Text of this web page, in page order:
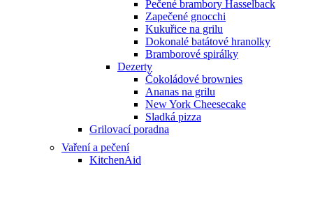
Pečené brambory Hasselback
Zapečené gnocchi
Kukuřice na grilu
Dokonalé batátové hranolky
Bramborové spirálky
Dezerty
Čokoládové brownies
Ananas na grilu
New York Cheesecake
Sladká pizza
Grilovací poradna
Vaření a pečení
KitchenAid